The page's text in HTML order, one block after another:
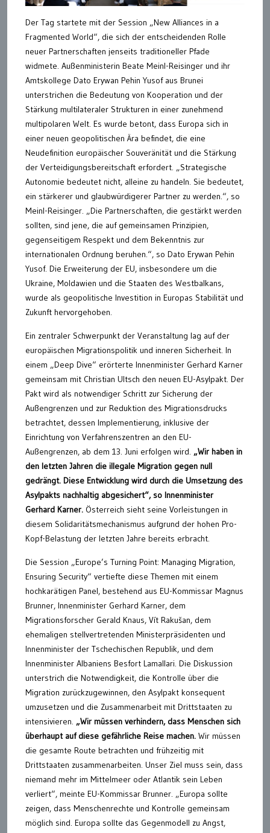
Der Tag startete mit der Session „New Alliances in a
Fragmented World“, die sich der entscheidenden Rolle
neuer Partnerschaften jenseits traditioneller Pfade
widmete. Außenministerin Beate Meinl-Reisinger und ihr
Amtskollege Dato Erywan Pehin Yusof aus Brunei
unterstrichen die Bedeutung von Kooperation und der
Stärkung multilateraler Strukturen in einer zunehmend
multipolaren Welt. Es wurde betont, dass Europa sich in
einer neuen geopolitischen Ära befindet, die eine
Neudefinition europäischer Souveränität und die Stärkung
der Verteidigungsbereitschaft erfordert. „Strategische
Autonomie bedeutet nicht, alleine zu handeln. Sie bedeutet,
ein stärkerer und glaubwürdigerer Partner zu werden.“, so
Meinl-Reisinger. „Die Partnerschaften, die gestärkt werden
sollten, sind jene, die auf gemeinsamen Prinzipien,
gegenseitigem Respekt und dem Bekenntnis zur
internationalen Ordnung beruhen.“, so Dato Erywan Pehin
Yusof. Die Erweiterung der EU, insbesondere um die
Ukraine, Moldawien und die Staaten des Westbalkans,
wurde als geopolitische Investition in Europas Stabilität und
Zukunft hervorgehoben.
Ein zentraler Schwerpunkt der Veranstaltung lag auf der
europäischen Migrationspolitik und inneren Sicherheit. In
einem „Deep Dive“ erörterte Innenminister Gerhard Karner
gemeinsam mit Christian Ultsch den neuen EU-Asylpakt. Der
Pakt wird als notwendiger Schritt zur Sicherung der
Außengrenzen und zur Reduktion des Migrationsdrucks
betrachtet, dessen Implementierung, inklusive der
Einrichtung von Verfahrenszentren an den EU-
Außengrenzen, ab dem 13. Juni erfolgen wird. „Wir haben in
den letzten Jahren die illegale Migration gegen null
gedrängt. Diese Entwicklung wird durch die Umsetzung des
Asylpakts nachhaltig abgesichert“, so Innenminister
Gerhard Karner. Österreich sieht seine Vorleistungen in
diesem Solidaritätsmechanismus aufgrund der hohen Pro-
Kopf-Belastung der letzten Jahre bereits erbracht.
Die Session „Europe’s Turning Point: Managing Migration,
Ensuring Security“ vertiefte diese Themen mit einem
hochkarätigen Panel, bestehend aus EU-Kommissar Magnus
Brunner, Innenminister Gerhard Karner, dem
Migrationsforscher Gerald Knaus, Vít Rakušan, dem
ehemaligen stellvertretenden Ministerpräsidenten und
Innenminister der Tschechischen Republik, und dem
Innenminister Albaniens Besfort Lamallari. Die Diskussion
unterstrich die Notwendigkeit, die Kontrolle über die
Migration zurückzugewinnen, den Asylpakt konsequent
umzusetzen und die Zusammenarbeit mit Drittstaaten zu
intensivieren. „Wir müssen verhindern, dass Menschen sich
überhaupt auf diese gefährliche Reise machen. Wir müssen
die gesamte Route betrachten und frühzeitig mit
Drittstaaten zusammenarbeiten. Unser Ziel muss sein, dass
niemand mehr im Mittelmeer oder Atlantik sein Leben
verliert“, meinte EU-Kommissar Brunner. „Europa sollte
zeigen, dass Menschenrechte und Kontrolle gemeinsam
möglich sind. Europa sollte das Gegenmodell zu Angst,